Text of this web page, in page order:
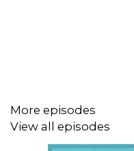
Umwelthilfe e.V.
Was
https://
More episodes
View all episodes